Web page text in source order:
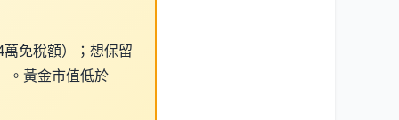
免稅額）；想保留
。黃金市值低於